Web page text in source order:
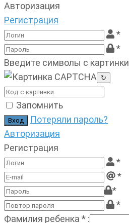
Авторизация
Регистрация
*
*
Введите символы с картинки
↻
Запомнить
Потеряли пароль?
Авторизация
Регистрация
*
*
*
*
Фамилия ребенка * :